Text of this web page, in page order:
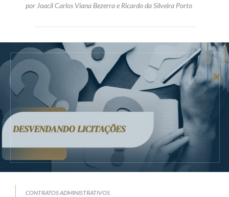
por Joacil Carlos Viana Bezerrae Ricardo da Silveira Porto
CONTRATOS ADMINISTRATIVOS